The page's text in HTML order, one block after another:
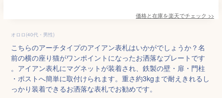
価格と在庫を楽天でチェック >>
オロロ(40代・男性)
こちらのアーチタイプのアイアン表札はいかがでしょうか？名
前の横の座り猫がワンポイントになったお洒落なプレートです
。アイアン表札にマグネットが装着され、鉄製の壁・扉・門柱
・ポストへ簡単に取付けられます。重さ約3kgまで耐えきれるし
っかり装着できるお洒落な表札でお勧めです。